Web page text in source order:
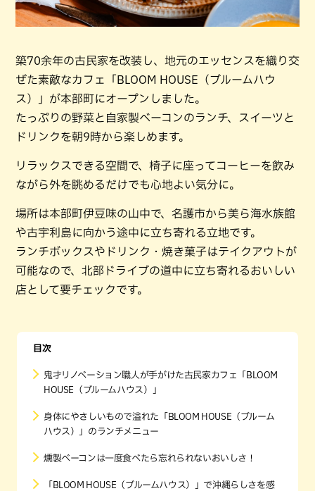
築70余年の古民家を改装し、地元のエッセンスを織り交
ぜた素敵なカフェ「BLOOM HOUSE（ブルームハウ
ス）」が本部町にオープンしました。
たっぷりの野菜と自家製ベーコンのランチ、スイーツと
ドリンクを朝9時から楽しめます。
リラックスできる空間で、椅子に座ってコーヒーを飲み
ながら外を眺めるだけでも心地よい気分に。
場所は本部町伊豆味の山中で、名護市から美ら海水族館
や古宇利島に向かう途中に立ち寄れる立地です。
ランチボックスやドリンク・焼き菓子はテイクアウトが
可能なので、北部ドライブの道中に立ち寄れるおいしい
店として要チェックです。
目次
鬼才リノベーション職人が手がけた古民家カフェ「BLOOM
HOUSE（ブルームハウス）」
身体にやさしいもので溢れた「BLOOM HOUSE（ブルーム
ハウス）」のランチメニュー
燻製ベーコンは一度食べたら忘れられないおいしさ！
「BLOOM HOUSE（ブルームハウス）」で沖縄らしさを感